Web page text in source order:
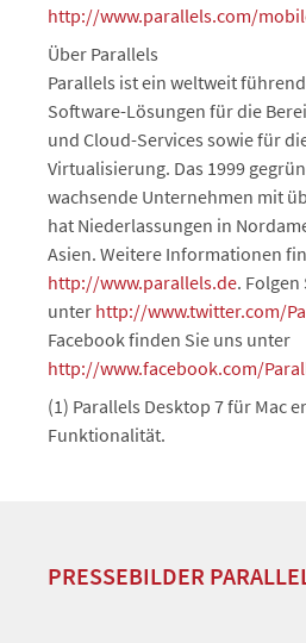
http://www.parallels.com/
Über Parallels
Parallels ist ein weltweit
Software-Lösungen für die
und Cloud-Services sowie für
Virtualisierung. Das 1999
wachsende Unternehmen mit
hat Niederlassungen in
Asien. Weitere Informationen
http://www.parallels.de.
unter http://www.twitter.com/
Facebook finden Sie uns unter
http://www.facebook.com/
(1) Parallels Desktop 7 für Mac
Funktionalität.
PRESSEBILDER